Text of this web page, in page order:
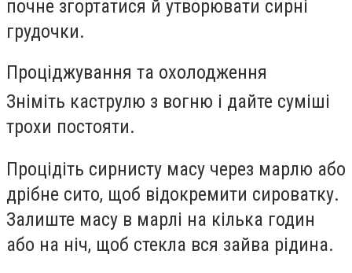
почне згортатися й утворювати сирні
грудочки.
Проціджування та охолодження
Зніміть каструлю з вогню і дайте суміші
трохи постояти.
Процідіть сирнисту масу через марлю або
дрібне сито, щоб відокремити сироватку.
Залиште масу в марлі на кілька годин
або на ніч, щоб стекла вся зайва рідина.